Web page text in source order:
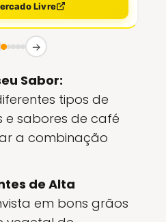
Livre
→
Sabor:
tipos de
e sabores de café
a combinação
de Alta
em bons grãos